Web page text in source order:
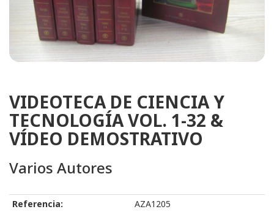
VIDEOTECA DE CIENCIA Y
TECNOLOGÍA VOL. 1-32 &
VÍDEO DEMOSTRATIVO
Varios Autores
Referencia: AZA1205